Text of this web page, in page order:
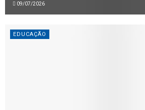
09/07/2026
EDUCAÇÃO